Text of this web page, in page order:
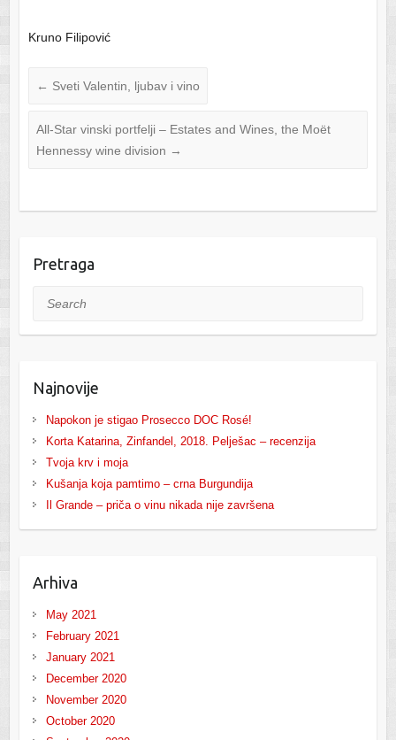
Kruno Filipović
← Sveti Valentin, ljubav i vino
All-Star vinski portfelji – Estates and Wines, the Moët
Hennessy wine division →
Pretraga
Search
Najnovije
Napokon je stigao Prosecco DOC Rosé!
Korta Katarina, Zinfandel, 2018. Pelješac – recenzija
Tvoja krv i moja
Kušanja koja pamtimo – crna Burgundija
Il Grande – priča o vinu nikada nije završena
Arhiva
May 2021
February 2021
January 2021
December 2020
November 2020
October 2020